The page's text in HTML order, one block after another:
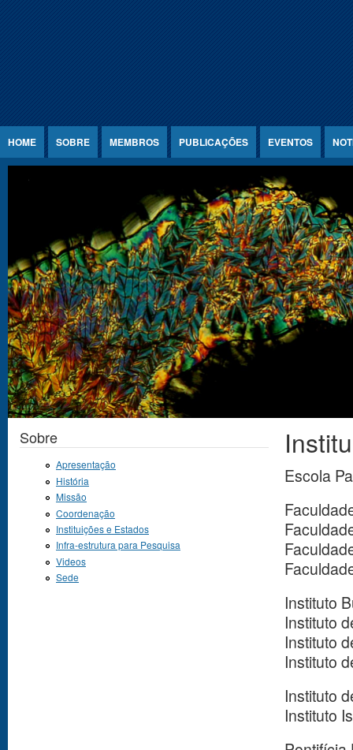
HOME SOBRE MEMBROS PUBLICAÇÕES EVENTOS
Você está aqui
Escola
Instituto
Instituto
Instituto
Instituto
Instituto
Instituto
Sobre
Apresentação
História
Missão
Coordenação
Instituições e Estados
Infra-estrutura para Pesquisa
Videos
Sede